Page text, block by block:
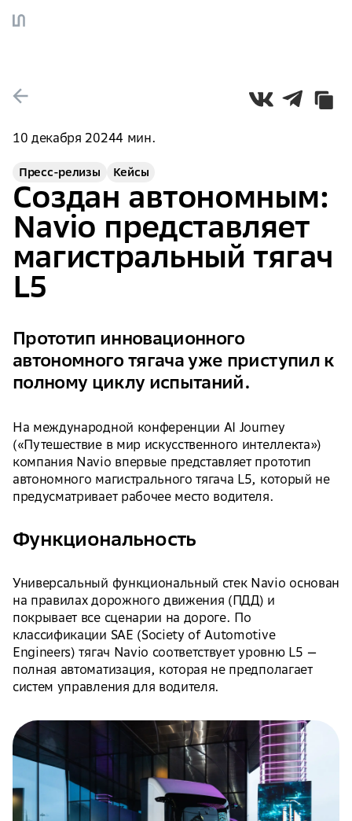
Пресс-релизы Кейсы
10 декабря 20244 мин.
Создан автономным:
Navio представляет
магистральный тягач
L5
Прототип инновационного
автономного тягача уже приступил к
полному циклу испытаний.
На международной конференции AI Journey
(«Путешествие в мир искусственного интеллекта»)
компания Navio впервые представляет прототип
автономного магистрального тягача L5, который не
предусматривает рабочее место водителя.
Функциональность
Универсальный функциональный стек Navio основан
на правилах дорожного движения (ПДД) и
покрывает все сценарии на дороге. По
классификации SAE (Society of Automotive
Engineers) тягач Navio соответствует уровню L5 —
полная автоматизация, которая не предполагает
систем управления для водителя.